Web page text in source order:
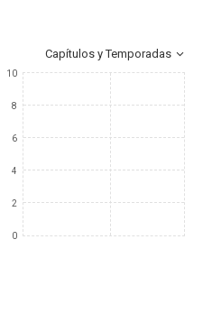
Capítulos y Temporadas
10
8
6
4
2
0